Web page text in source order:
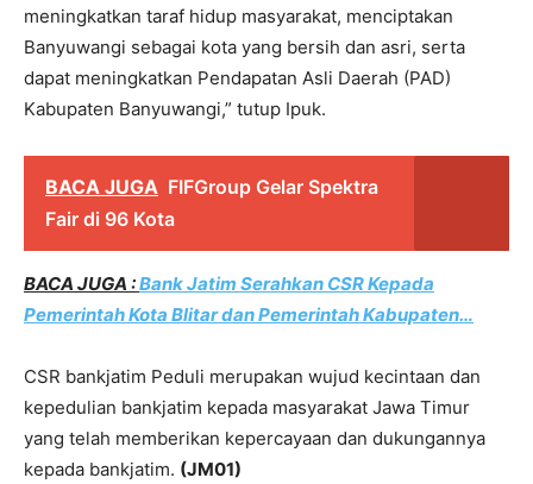
meningkatkan taraf hidup masyarakat, menciptakan
Banyuwangi sebagai kota yang bersih dan asri, serta
dapat meningkatkan Pendapatan Asli Daerah (PAD)
Kabupaten Banyuwangi,” tutup Ipuk.
BACA JUGA FIFGroup Gelar Spektra
Fair di 96 Kota
BACA JUGA :Bank Jatim Serahkan CSR Kepada
Pemerintah Kota Blitar dan Pemerintah Kabupaten…
CSR bankjatim Peduli merupakan wujud kecintaan dan
kepedulian bankjatim kepada masyarakat Jawa Timur
yang telah memberikan kepercayaan dan dukungannya
kepada bankjatim. (JM01)